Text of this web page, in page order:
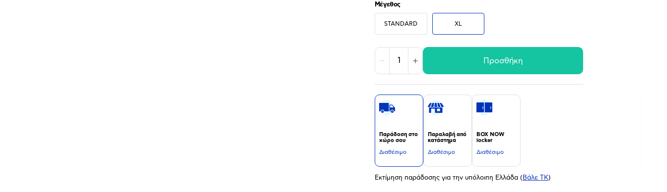
Μέγεθος
STANDARD XL
Μείωση Αύξηση Προσθήκη
Παράδοση στο
χώρο σου
Διαθέσιμο
Παραλαβή από
κατάστημα
Διαθέσιμο
BOX NOW
locker
Διαθέσιμο
Εκτίμηση παράδοσης για την υπόλοιπη Ελλάδα ( Βάλε ΤΚ)